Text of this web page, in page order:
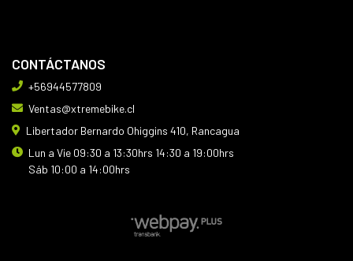
CONTÁCTANOS
+56944577809
Ventas@xtremebike.cl
Libertador Bernardo Ohiggins 410, Rancagua
Lun a Vie 09:30 a 13:30hrs 14:30 a 19:00hrs
Sáb 10:00 a 14:00hrs